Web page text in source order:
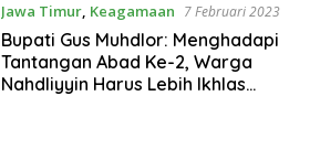
Jawa Timur, Keagamaan 7 Februari 2023
Bupati Gus Muhdlor: Menghadapi
Tantangan Abad Ke-2, Warga
Nahdliyyin Harus Lebih Ikhlas